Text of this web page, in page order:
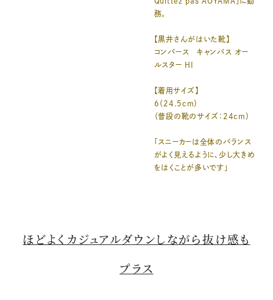
務。
【黒井さんがはいた靴】
コンバース キャンバス オー
ルスター HI
【着用サイズ】
6（24.5cm）
（普段の靴のサイズ：24cm）
「スニーカーは全体のバランス
がよく見えるように、少し大きめ
をはくことが多いです」
ほどよくカジュアルダウンしながら抜け感も
プラス